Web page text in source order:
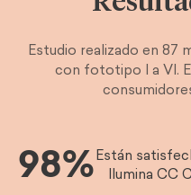
Estudio realizado en 87
con fototipo I a VI.
98%Están
Ilumina CC